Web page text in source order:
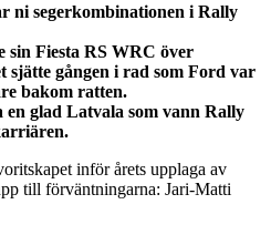
ni segerkombinationen i Rally
Fiesta RS WRC över
sjätte gången i rad som Ford var
bakom ratten.
en glad Latvala som vann Rally
inför årets upplaga av
till förväntningarna: Jari-Matti